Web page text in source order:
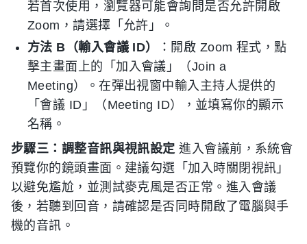
若首次使用，瀏覽器可能會詢問是否允許開啟
Zoom，請選擇「允許」。
方法 B（輸入會議 ID）
：開啟 Zoom 程式，點
擊主畫面上的「加入會議」（Join a
Meeting）。在彈出視窗中輸入主持人提供的
「會議 ID」（Meeting ID），並填寫你的顯示
名稱。
步驟三：調整音訊與視訊設定進入會議前，系統會
預覽你的鏡頭畫面。建議勾選「加入時關閉視訊」
以避免尷尬，並測試麥克風是否正常。進入會議
後，若聽到回音，請確認是否同時開啟了電腦與手
機的音訊。